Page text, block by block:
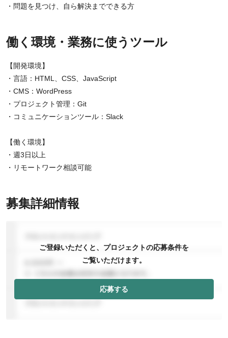
・問題を見つけ、自ら解決までできる方
働く環境・業務に使うツール
【開発環境】
・言語：HTML、CSS、JavaScript
・CMS：WordPress
・プロジェクト管理：Git
・コミュニケーションツール：Slack
【働く環境】
・週3日以上
・リモートワーク相談可能
募集詳細情報
ご登録いただくと、プロジェクトの応募条件を
ご覧いただけます。
応募する